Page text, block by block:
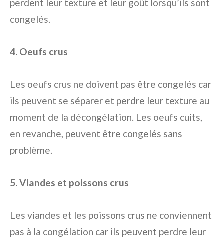
congelés.
4. Oeufs crus
Les oeufs crus ne doivent pas être congelés car
ils peuvent se séparer et perdre leur texture au
moment de la décongélation. Les oeufs cuits,
en revanche, peuvent être congelés sans
problème.
5. Viandes et poissons crus
Les viandes et les poissons crus ne conviennent
pas à la congélation car ils peuvent perdre leur